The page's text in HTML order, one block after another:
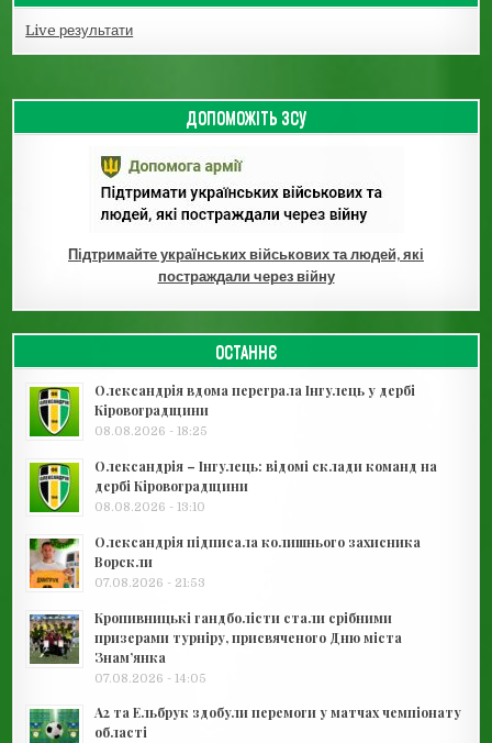
Live результати
ДОПОМОЖІТЬ ЗСУ
Підтримайте українських військових та людей, які
постраждали через війну
ОСТАННЄ
Олександрія вдома переграла Інгулець у дербі
Кіровоградщини
08.08.2026 - 18:25
Олександрія – Інгулець: відомі склади команд на
дербі Кіровоградщини
08.08.2026 - 13:10
Олександрія підписала колишнього захисника
Ворскли
07.08.2026 - 21:53
Кропивницькі гандболісти стали срібними
призерами турніру, присвяченого Дню міста
Знам’янка
07.08.2026 - 14:05
А2 та Ельбрук здобули перемоги у матчах чемпіонату
області